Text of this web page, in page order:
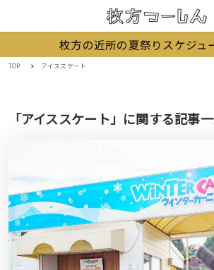
枚方の近所の夏祭りスケジュ
TOP アイススケート
「アイススケート」に関する記事